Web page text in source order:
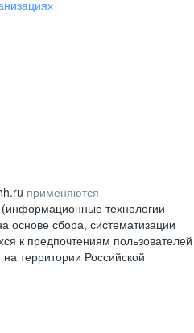
применяются
(информационные технологии
основе сбора, систематизации
к предпочтениям пользователей
территории Российской